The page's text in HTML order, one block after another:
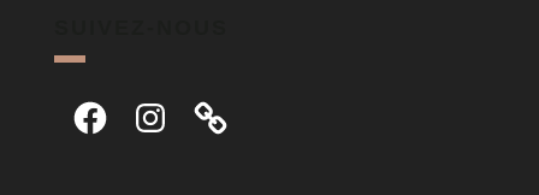
FacebookInstagram